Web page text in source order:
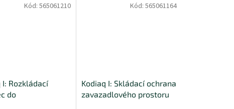
I: Rozkládací
do
Kód:565061210
Kodiaq I: Skládací ochrana
zavazadlového prostoru
Kód: 565061164